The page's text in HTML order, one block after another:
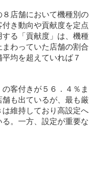
店舗において機種別の
き動向や貢献度を定点
る「貢献度」は、機種
わっていた店舗の割合
均を超えていれば７
客付きが５６．４％ま
も出ているが、最も厳
維持しており高設定へ
。一方、設定が重要な